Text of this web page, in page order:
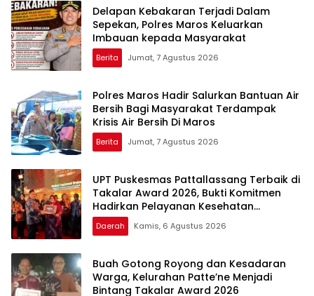
Delapan Kebakaran Terjadi Dalam
Sepekan, Polres Maros Keluarkan
Imbauan kepada Masyarakat
Berita Jumat, 7 Agustus 2026
Polres Maros Hadir Salurkan Bantuan Air
Bersih Bagi Masyarakat Terdampak
Krisis Air Bersih Di Maros
Berita Jumat, 7 Agustus 2026
UPT Puskesmas Pattallassang Terbaik di
Takalar Award 2026, Bukti Komitmen
Hadirkan Pelayanan Kesehatan
Berkualitas
Daerah Kamis, 6 Agustus 2026
Buah Gotong Royong dan Kesadaran
Warga, Kelurahan Patte’ne Menjadi
Bintang Takalar Award 2026